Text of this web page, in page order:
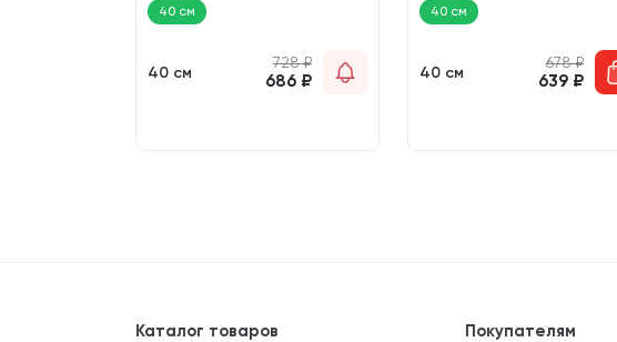
40 см
40 см
728₽
686 ₽
40 см
40 см
678₽
639 ₽
Каталог товаров Покупателям